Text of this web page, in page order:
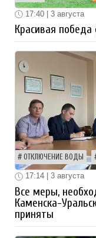
17:40 | 3 августа
Красивая
ОТКЛЮЧЕНИЕ ВОДЫ
17:14 | 3 августа
Все меры,
Каменска-
приняты